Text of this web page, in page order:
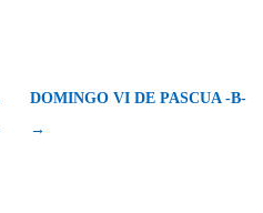
DOMINGO VI DE PASCUA -B-
→